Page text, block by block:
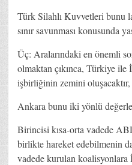
Türk Silahlı Kuvvetleri bunu
sınır savunması konusunda
Üç: Aralarındaki en önemli
olmaktan çıkınca, Türkiye ile
işbirliğinin zemini oluşacaktır,
Ankara bunu iki yönlü
Birincisi kısa-orta vadede
birlikte hareket edebilmenin
vadede kurulan koalisyonlara